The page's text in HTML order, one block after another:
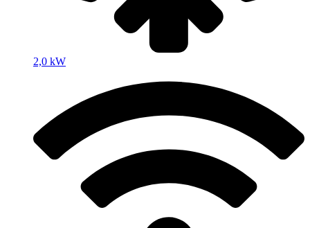
2,0 kW